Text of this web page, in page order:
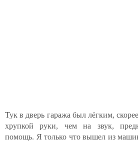
Тук в дверь гаража был лёгким,
хрупкой руки, чем на звук,
помощь. Я только что вышел из